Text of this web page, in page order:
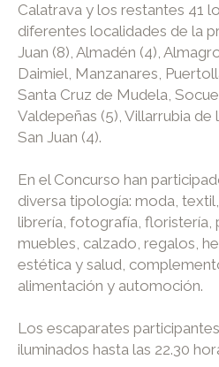
Calatrava y los restantes 41
diferentes localidades de la
Juan (8), Almadén (4),
Daimiel, Manzanares,
Santa Cruz de Mudela,
Valdepeñas (5), Villarrubia
San Juan (4).
En el Concurso han
diversa tipología: moda,
librería, fotografía, floristería,
muebles, calzado, regalos,
estética y salud,
alimentación y automoción.
Los escaparates
iluminados hasta las 22.30